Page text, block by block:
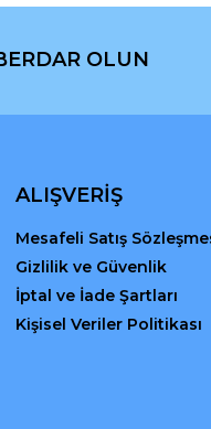
OLUN
ALIŞVERİŞ
Mesafeli Satış
Gizlilik ve Güvenlik
İptal ve İade Şartları
Kişisel Veriler Politikası